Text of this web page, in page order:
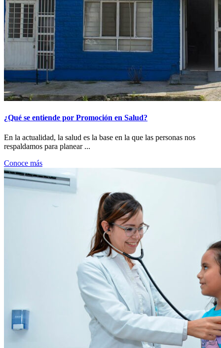
¿Qué se entiende por Promoción en Salud?
En la actualidad, la salud es la base en la que las personas nos
respaldamos para planear ...
Conoce más